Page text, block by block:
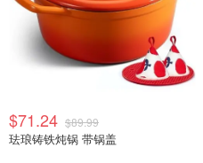
$71.24 $89.99
珐琅铸铁炖锅 带锅盖